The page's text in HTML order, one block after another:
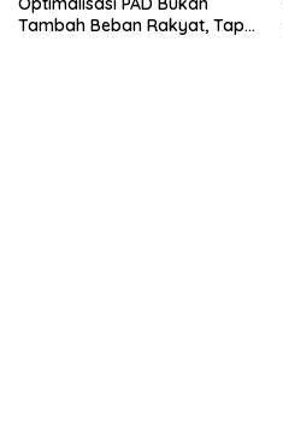
Tambah Beban Rakyat, Tapi